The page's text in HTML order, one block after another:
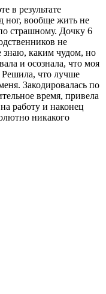
в результате
ног, вообще жить не
страшному. Дочку 6
не
знаю, каким чудом, но
и осознала, что моя
Решила, что лучше
Закодировалась по
время, привела
работу и наконец
никакого